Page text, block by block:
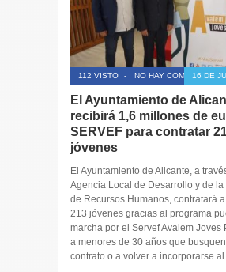
112 VISTO - NO HAY COMENTARIOS
16 DE
El Ayuntamiento de
recibirá 1,6 millones de
SERVEF para contratar
jóvenes
El Ayuntamiento de Alicante, a
Agencia Local de Desarrollo y de
de Recursos Humanos, contratará
213 jóvenes gracias al programa
marcha por el Servef Avalem Joves
a menores de 30 años que
contrato o a volver a incorporarse